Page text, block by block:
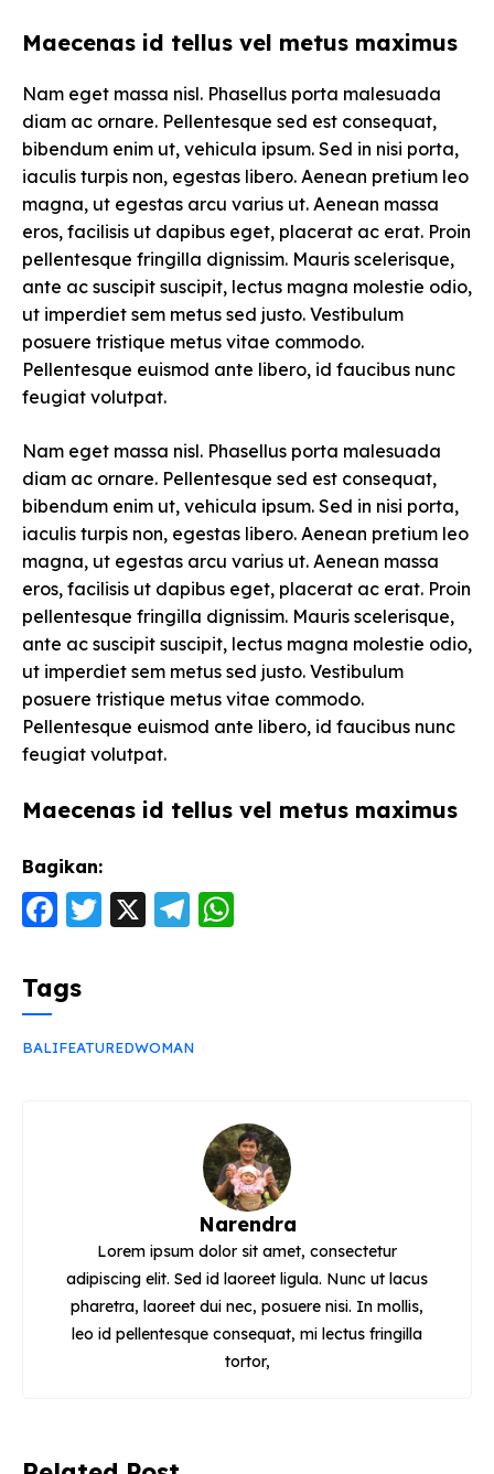
Maecenas id tellus vel metus maximus
Nam eget massa nisl. Phasellus porta malesuada
diam ac ornare. Pellentesque sed est consequat,
bibendum enim ut, vehicula ipsum. Sed in nisi porta,
iaculis turpis non, egestas libero. Aenean pretium leo
magna, ut egestas arcu varius ut. Aenean massa
eros, facilisis ut dapibus eget, placerat ac erat. Proin
pellentesque fringilla dignissim. Mauris scelerisque,
ante ac suscipit suscipit, lectus magna molestie odio,
ut imperdiet sem metus sed justo. Vestibulum
posuere tristique metus vitae commodo.
Pellentesque euismod ante libero, id faucibus nunc
feugiat volutpat.
Nam eget massa nisl. Phasellus porta malesuada
diam ac ornare. Pellentesque sed est consequat,
bibendum enim ut, vehicula ipsum. Sed in nisi porta,
iaculis turpis non, egestas libero. Aenean pretium leo
magna, ut egestas arcu varius ut. Aenean massa
eros, facilisis ut dapibus eget, placerat ac erat. Proin
pellentesque fringilla dignissim. Mauris scelerisque,
ante ac suscipit suscipit, lectus magna molestie odio,
ut imperdiet sem metus sed justo. Vestibulum
posuere tristique metus vitae commodo.
Pellentesque euismod ante libero, id faucibus nunc
feugiat volutpat.
Maecenas id tellus vel metus maximus
Bagikan:
F
c
e
b
T
X
T
ra
p
Tags
BALIFEATUREDWOMAN
Narendra
Lorem ipsum dolor sit amet, consectetur
adipiscing elit. Sed id laoreet ligula. Nunc ut lacus
pharetra, laoreet dui nec, posuere nisi. In mollis,
leo id pellentesque consequat, mi lectus fringilla
tortor,